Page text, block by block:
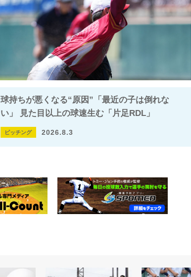
球持ちが悪くなる“原因”「最近の子は倒れな
い」 見た目以上の球速生む「片足RDL」
ピッチング 2026.8.3